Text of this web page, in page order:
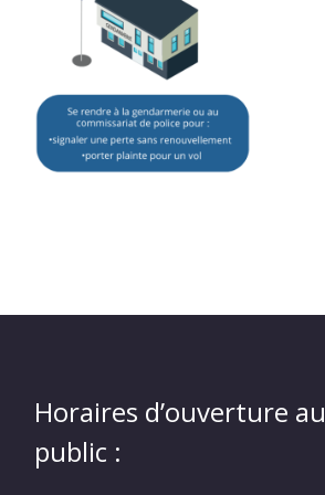
Horaires d’ouverture au
public :